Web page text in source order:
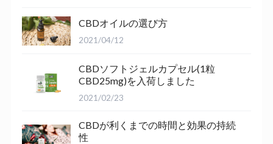
CBDオイルの選び方
2021/04/12
CBDソフトジェルカプセル(1粒
CBD25mg)を入荷しました
2021/02/23
CBDが利くまでの時間と効果の持続
性